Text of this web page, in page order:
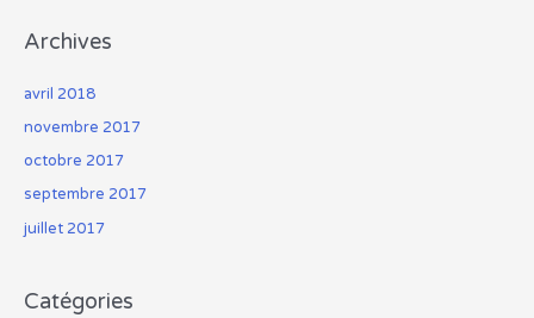
Archives
avril 2018
novembre 2017
octobre 2017
septembre 2017
juillet 2017
Catégories